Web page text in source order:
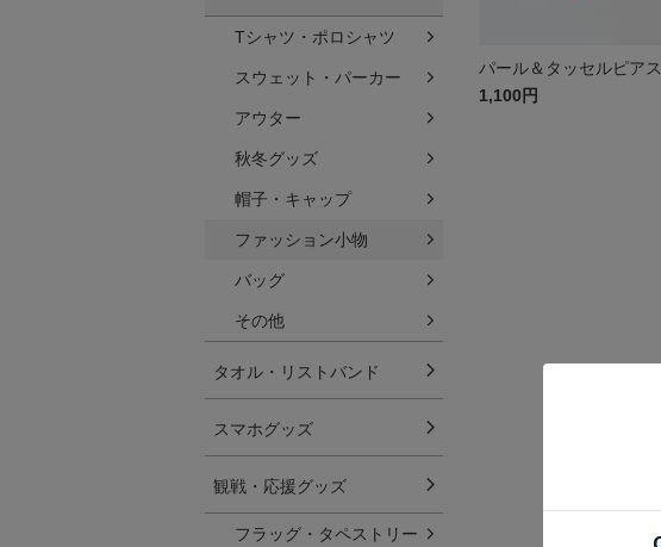
パール＆タッセルピアス
1,100円
Tシャツ・ポロシャツ
スウェット・パーカー
アウター
秋冬グッズ
帽子・キャップ
ファッション小物
バッグ
その他
タオル・リストバンド
スマホグッズ
観戦・応援グッズ
フラッグ・タペストリー